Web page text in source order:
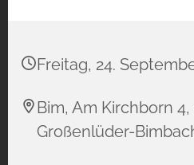
Freitag, 24.
Bim, Am Kirchborn 4,
Großenlüder-